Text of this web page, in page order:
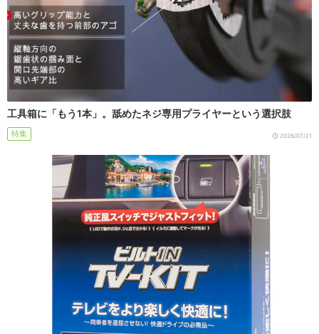
工具箱に「もう1本」。舐めたネジ専用プライヤーという選択肢
特集 2026/07/21